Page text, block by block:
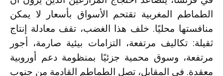
الطماطم المغربية تقتحم الأسواق بأسعار لا يمكن
منافستها محليًا. خلف هذا الغضب، تقف معادلة إنتاج
ثقيلة: تكاليف مرتفعة، التزامات بيئية صارمة، أجور
مرتفعة، وسوق محمية جزئيًا بمنظومة دعم أوروبية
معقدة. في المقابل، تصل الطماطم القادمة من جنوب